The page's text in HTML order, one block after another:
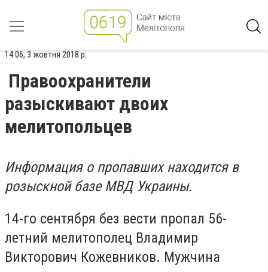
14:06, 3 жовтня 2018 р.
Правоохранители
разыскивают двоих
мелитопольцев
Информация о пропавших находится в
розыскной базе МВД Украины.
14-го сентября без вести пропал 56-
летний мелитополец Владимир
Викторович Кожевников. Мужчина